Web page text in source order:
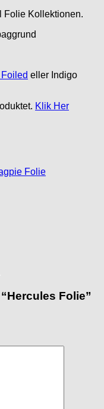
Folie Kollektionen.
eller Indigo
Klik Her
Folie
Folie”